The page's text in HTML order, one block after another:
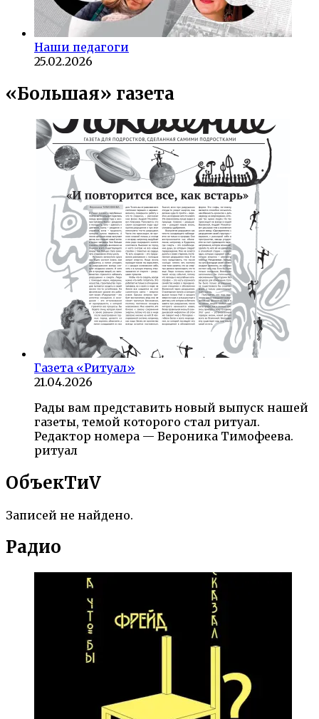
Наши педагоги
25.02.2026
«Большая» газета
Газета «Ритуал»
21.04.2026
Рады вам представить новый выпуск нашей
газеты, темой которого стал ритуал.
Редактор номера — Вероника Тимофеева.
ритуал
ОбъекTиV
Записей не найдено.
Радио